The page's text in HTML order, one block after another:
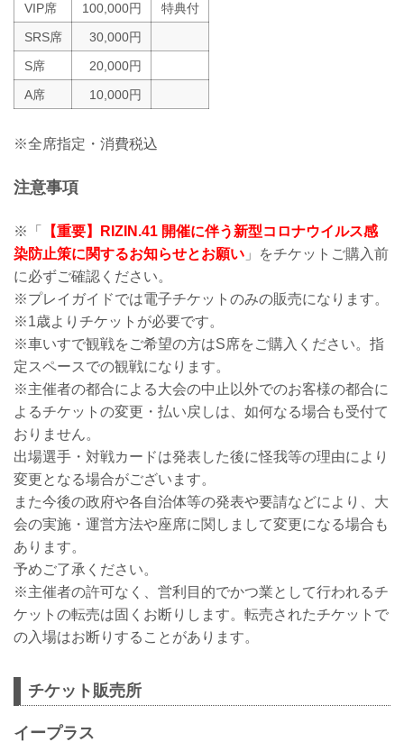
VIP席
100,000円
特典付
SRS席
30,000円
S席
20,000円
A席
10,000円
※全席指定・消費税込
注意事項
※「
【重要】RIZIN.41 開催に伴う新型コロナウイルス感
染防止策に関するお知らせとお願い 」をチケットご購入前
に必ずご確認ください。
※プレイガイドでは電子チケットのみの販売になります。
※1歳よりチケットが必要です。
※車いすで観戦をご希望の方はS席をご購入ください。指
定スペースでの観戦になります。
※主催者の都合による大会の中止以外でのお客様の都合に
よるチケットの変更・払い戻しは、如何なる場合も受付て
おりません。
出場選手・対戦カードは発表した後に怪我等の理由により
変更となる場合がございます。
また今後の政府や各自治体等の発表や要請などにより、大
会の実施・運営方法や座席に関しまして変更になる場合も
あります。
予めご了承ください。
※主催者の許可なく、営利目的でかつ業として行われるチ
ケットの転売は固くお断りします。転売されたチケットで
の入場はお断りすることがあります。
チケット販売所
イープラス